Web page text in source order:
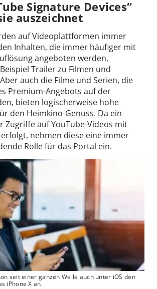
Signature Devices“
auszeichnet
auf Videoplattformen immer
Inhalten, die immer häufiger mit
angeboten werden,
Trailer zu Filmen und
auch die Filme und Serien, die
Premium-Angebots auf der
bieten logischerweise hohe
den Heimkino-Genuss. Da ein
Zugriffe auf YouTube-Videos mit
nehmen diese eine immer
Rolle für das Portal ein.
seit einer ganzen Weile auch unter iOS den
iPhone X an.